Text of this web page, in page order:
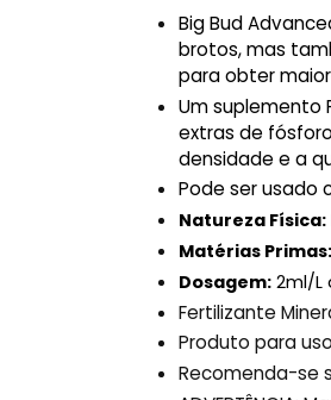
Big Bud
brotos, mas
para obter
Um suplemento
extras de
densidade e a
Pode ser usado
Natureza Física:
Matérias Primas:
Dosagem: 2ml/L
Fertilizante
Produto para
Recomenda-se